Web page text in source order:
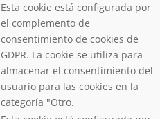
Esta cookie está configurada por
el complemento de
consentimiento de cookies de
GDPR. La cookie se utiliza para
almacenar el consentimiento del
usuario para las cookies en la
categoría "Otro.